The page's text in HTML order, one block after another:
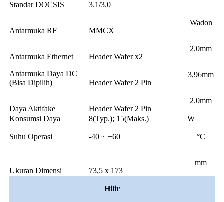
Standar DOCSIS 3.1/3.0
Antarmuka RF MMCX
Wadon
Antarmuka Ethernet Header Wafer x2
2.0mm
Antarmuka Daya DC
(Bisa Dipilih)
Header Wafer 2 Pin
3,96mm
Daya Aktifake Header Wafer 2 Pin
2.0mm
Konsumsi Daya 8(Typ.); 15(Maks.) W
Suhu Operasi -40 ~ +60 °C
Ukuran Dimensi 73,5 x 173
mm
Hilir